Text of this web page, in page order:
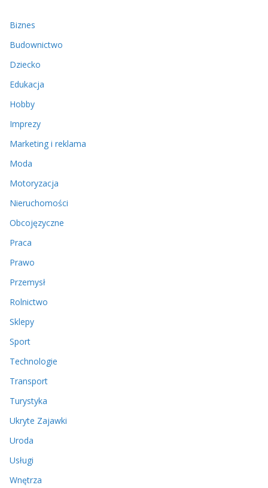
Biznes
Budownictwo
Dziecko
Edukacja
Hobby
Imprezy
Marketing i reklama
Moda
Motoryzacja
Nieruchomości
Obcojęzyczne
Praca
Prawo
Przemysł
Rolnictwo
Sklepy
Sport
Technologie
Transport
Turystyka
Ukryte Zajawki
Uroda
Usługi
Wnętrza